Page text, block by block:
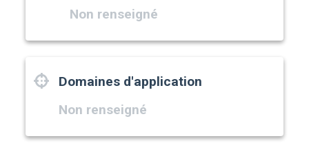
Non renseigné
Domaines d'application
Non renseigné